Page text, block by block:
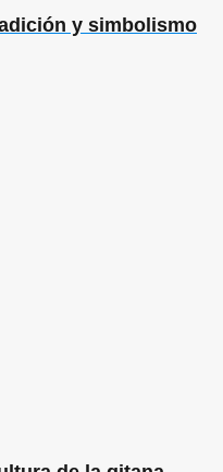
y simbolismo